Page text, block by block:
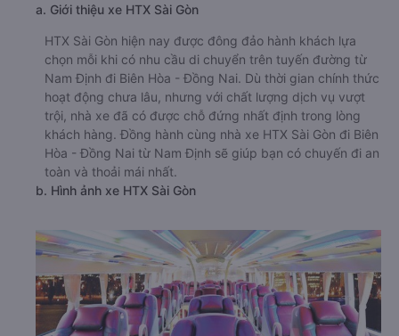
a. Giới thiệu xe HTX Sài Gòn
HTX Sài Gòn hiện nay được đông đảo hành khách lựa
chọn mỗi khi có nhu cầu di chuyển trên tuyến đường từ
Nam Định đi Biên Hòa - Đồng Nai. Dù thời gian chính thức
hoạt động chưa lâu, nhưng với chất lượng dịch vụ vượt
trội, nhà xe đã có được chỗ đứng nhất định trong lòng
khách hàng. Đồng hành cùng nhà xe HTX Sài Gòn đi Biên
Hòa - Đồng Nai từ Nam Định sẽ giúp bạn có chuyến đi an
toàn và thoải mái nhất.
b. Hình ảnh xe HTX Sài Gòn